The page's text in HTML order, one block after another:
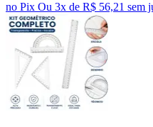
no Pix Ou 3x de R$ 56,21 sem